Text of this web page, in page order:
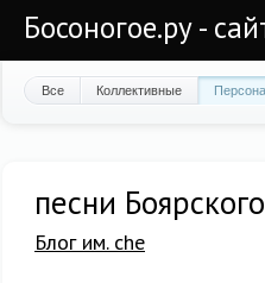
Босоногое.ру -
Все Коллективные
песни Боярского
Блог им. che